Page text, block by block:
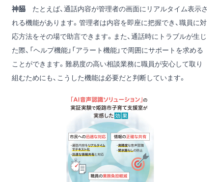
神𦚰 たとえば、通話内容が管理者の画面にリアルタイム表示さ
れる機能があります。管理者は内容を即座に把握でき、職員に対
応方法をその場で助言できます。また、通話時にトラブルが生じ
た際、「ヘルプ機能」「アラート機能」で周囲にサポートを求める
ことができます。難易度の高い相談業務に職員が安心して取り
組むためにも、こうした機能は必要だと判断しています。